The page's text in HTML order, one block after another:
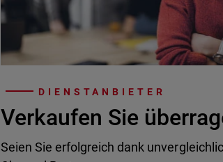
DIENSTANBIETER
Verkaufen Sie
Seien Sie erfolgreich dank